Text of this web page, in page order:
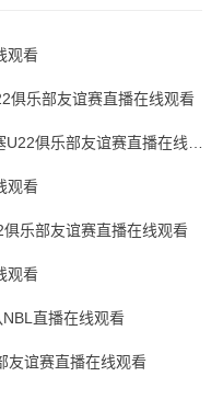
观看
俱乐部友谊赛直播在线观看
观看
乐部友谊赛直播在线观看
观看
直播在线观看
友谊赛直播在线观看